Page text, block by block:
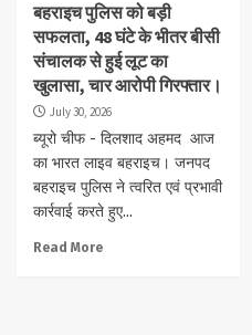
बहराइच पुलिस को बड़ी
सफलता, 48 घंटे के भीतर बीसी
संचालक से हुई लूट का
खुलासा, चार आरोपी गिरफ्तार।
July 30, 2026
ब्यूरो चीफ - दिलशाद अहमद आज
का भारत लाइव बहराइच। जनपद
बहराइच पुलिस ने त्वरित एवं प्रभावी
कार्रवाई करते हुए...
Read More